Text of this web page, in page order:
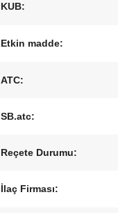
KUB:
Etkin madde:
ATC:
SB.atc:
Reçete Durumu:
İlaç Firması: